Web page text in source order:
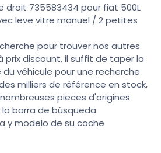
droit 735583434 pour fiat 500L
leve vitre manuel / 2 petites
pour trouver nos autres
prix discount, il suffit de taper la
véhicule pour une recherche
milliers de référence en stock,
pieces d'origines
barra de búsqueda
y modelo de su coche